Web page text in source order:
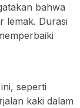
bahwa
lemak. Durasi
seperti
kaki dalam